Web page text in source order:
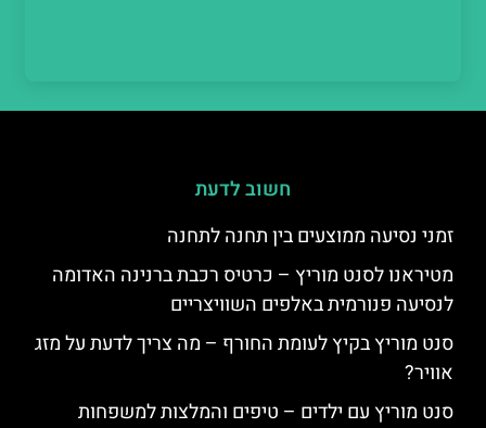
חשוב לדעת
זמני נסיעה ממוצעים בין תחנה לתחנה
מטיראנו לסנט מוריץ – כרטיס רכבת ברנינה האדומה
לנסיעה פנורמית באלפים השוויצריים
סנט מוריץ בקיץ לעומת החורף – מה צריך לדעת על מזג
אוויר?
סנט מוריץ עם ילדים – טיפים והמלצות למשפחות